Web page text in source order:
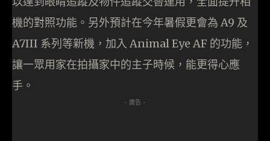
機的對照功能。另外預計在今年暑假更會為 A9 及
A7III 系列等新機，加入 Animal Eye AF 的功能，
讓一眾用家在拍攝家中的主子時候，能更得心應
手。
- 廣告 -